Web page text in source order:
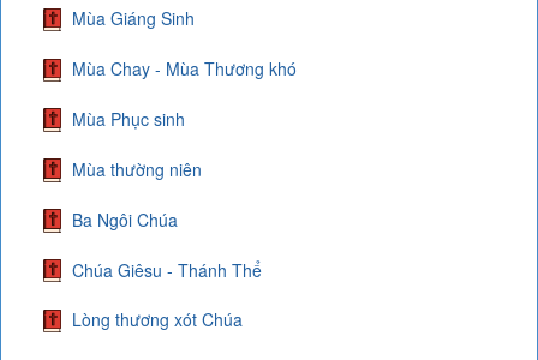
Mùa Giáng Sinh
Mùa Chay - Mùa Thương khó
Mùa Phục sinh
Mùa thường niên
Ba Ngôi Chúa
Chúa Giêsu - Thánh Thể
Lòng thương xót Chúa